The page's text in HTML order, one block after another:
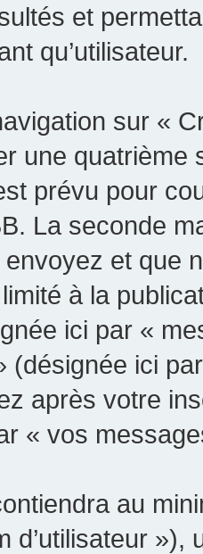
et
qu’utilisateur.
sur «
une
prévu pour
La seconde
et que
à la
ici par «
(désignée ici
après votre
« vos
au
d’utilisateur